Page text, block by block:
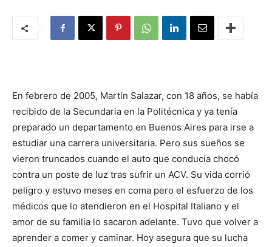
En febrero de 2005, Martín Salazar, con 18 años, se había
recibido de la Secundaria en la Politécnica y ya tenía
preparado un departamento en Buenos Aires para irse a
estudiar una carrera universitaria. Pero sus sueños se
vieron truncados cuando el auto que conducía chocó
contra un poste de luz tras sufrir un ACV. Su vida corrió
peligro y estuvo meses en coma pero el esfuerzo de los
médicos que lo atendieron en el Hospital Italiano y el
amor de su familia lo sacaron adelante. Tuvo que volver a
aprender a comer y caminar. Hoy asegura que su lucha